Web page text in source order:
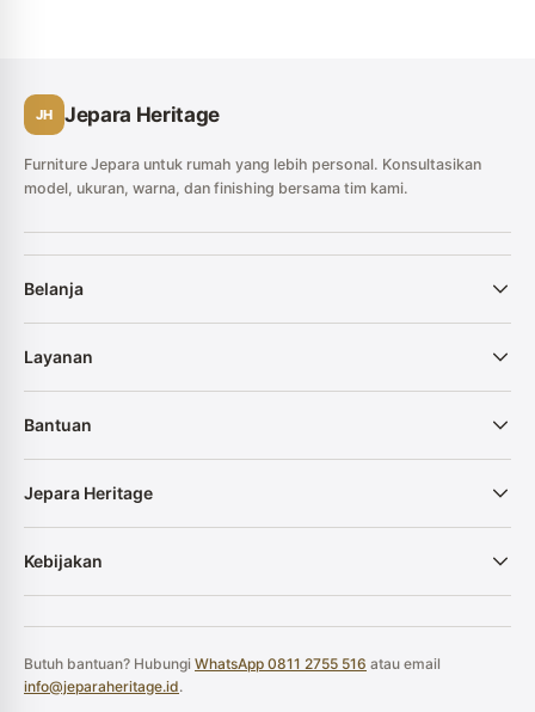
JH Jepara Heritage
Furniture Jepara untuk rumah yang lebih personal. Konsultasikan
model, ukuran, warna, dan finishing bersama tim kami.
Belanja
Layanan
Bantuan
Jepara Heritage
Kebijakan
Butuh bantuan? Hubungi WhatsApp 0811 2755 516 atau email
info@jeparaheritage.id.